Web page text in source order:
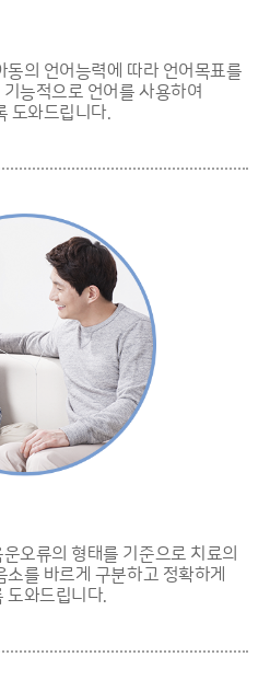
동의 언어능력에 따라 언어목표를
능적으로 언어를 사용하여
도와드립니다.
오류의 형태를 기준으로 치료의
를 바르게 구분하고 정확하게
도와드립니다.